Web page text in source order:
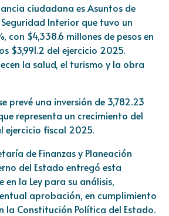
ciudadana es Asuntos de
Interior que tuvo un
con $4,338.6 millones de pesos en
$3,991.2 del ejercicio 2025.
la salud, el turismo y la obra
prevé una inversión de 3,782.23
representa un crecimiento del
ejercicio fiscal 2025.
de Finanzas y Planeación
del Estado entregó esta
en la Ley para su análisis,
aprobación, en cumplimiento
la Constitución Política del Estado.